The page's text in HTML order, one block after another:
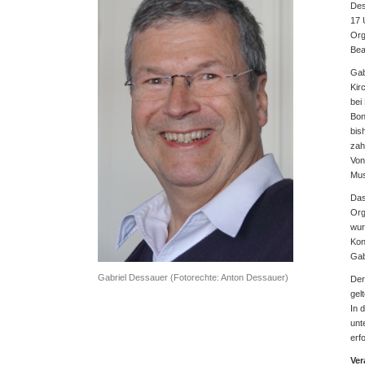
Gabriel Dessauer (Fotorechte: Anton Dessauer)
17
bei
In